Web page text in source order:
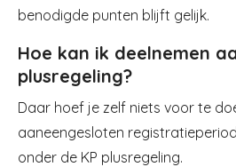
benodigde punten blijft gelijk.
Hoe kan ik deelnemen
plusregeling?
Daar hoef je zelf niets voor te
aaneengesloten
onder de KP plusregeling.